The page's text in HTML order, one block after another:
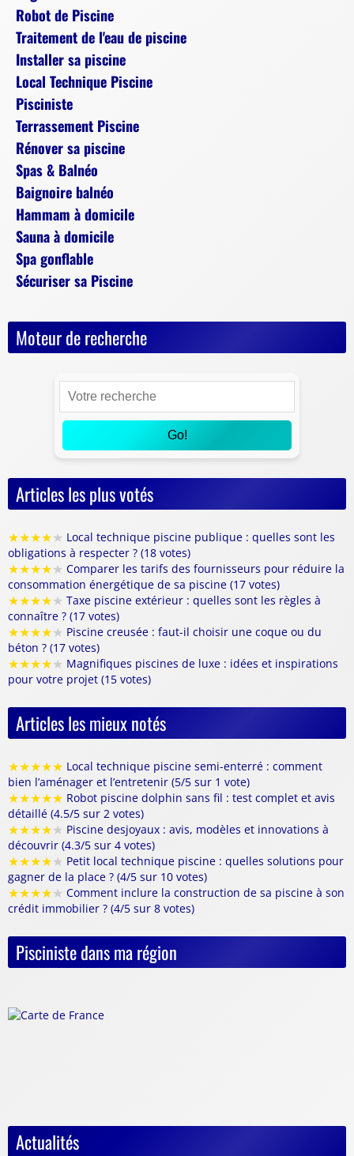
Robot de Piscine
Traitement de l'eau de piscine
Installer sa piscine
Local Technique Piscine
Pisciniste
Terrassement Piscine
Rénover sa piscine
Spas & Balnéo
Baignoire balnéo
Hammam à domicile
Sauna à domicile
Spa gonflable
Sécuriser sa Piscine
Moteur de recherche
Go!
Articles les plus votés
★★★★★ Local technique piscine publique : quelles sont les
obligations à respecter ? (18 votes)
★★★★★ Comparer les tarifs des fournisseurs pour réduire la
consommation énergétique de sa piscine (17 votes)
★★★★★ Taxe piscine extérieur : quelles sont les règles à
connaître ? (17 votes)
★★★★★ Piscine creusée : faut-il choisir une coque ou du
béton ? (17 votes)
★★★★★ Magnifiques piscines de luxe : idées et inspirations
pour votre projet (15 votes)
Articles les mieux notés
★★★★★ Local technique piscine semi-enterré : comment
bien l’aménager et l’entretenir (5/5 sur 1 vote)
★★★★★ Robot piscine dolphin sans fil : test complet et avis
détaillé (4.5/5 sur 2 votes)
★★★★★ Piscine desjoyaux : avis, modèles et innovations à
découvrir (4.3/5 sur 4 votes)
★★★★★ Petit local technique piscine : quelles solutions pour
gagner de la place ? (4/5 sur 10 votes)
★★★★★ Comment inclure la construction de sa piscine à son
crédit immobilier ? (4/5 sur 8 votes)
Pisciniste dans ma région
Actualités